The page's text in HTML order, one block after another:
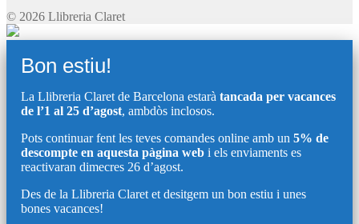
© 2026 Llibreria Claret
Bon estiu!
La Llibreria Claret de Barcelona estarà tancada per vacances
de l’1 al 25 d’agost, ambdòs inclosos.
Pots continuar fent les teves comandes online amb un 5% de
descompte en aquesta pàgina web i els enviaments es
reactivaran dimecres 26 d’agost.
Des de la Llibreria Claret et desitgem un bon estiu i unes
bones vacances!